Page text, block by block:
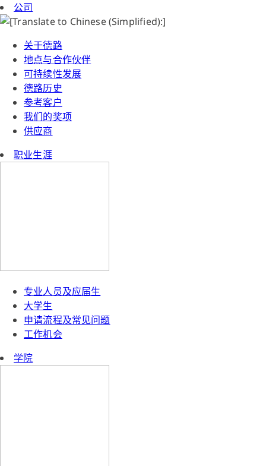
公司
关于德路
地点与合作伙伴
可持续性发展
德路历史
参考客户
我们的奖项
供应商
职业生涯
专业人员及应届生
大学生
申请流程及常见问题
工作机会
学院